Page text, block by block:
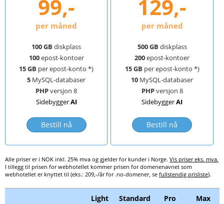
99,-
per måned
100 GB diskplass
100epost-kontoer
15 GB per epost-konto *)
5 MySQL-databaser
PHPversjon 8
SidebyggerAI
Bestill nå
129,-
per måned
500 GB diskplass
200epost-kontoer
15 GB per epost-konto *)
10 MySQL-databaser
PHPversjon 8
SidebyggerAI
Bestill nå
Alle priser er i NOK inkl. 25% mva og gjelder for kunder i Norge. Vis priser eks. mva.
I tillegg til prisen for webhotellet kommer prisen for domenenavnet som
webhotellet er knyttet til (eks.: 209,-/år for .no-domener, se fullstendig prisliste).
Light Standard Pro Max